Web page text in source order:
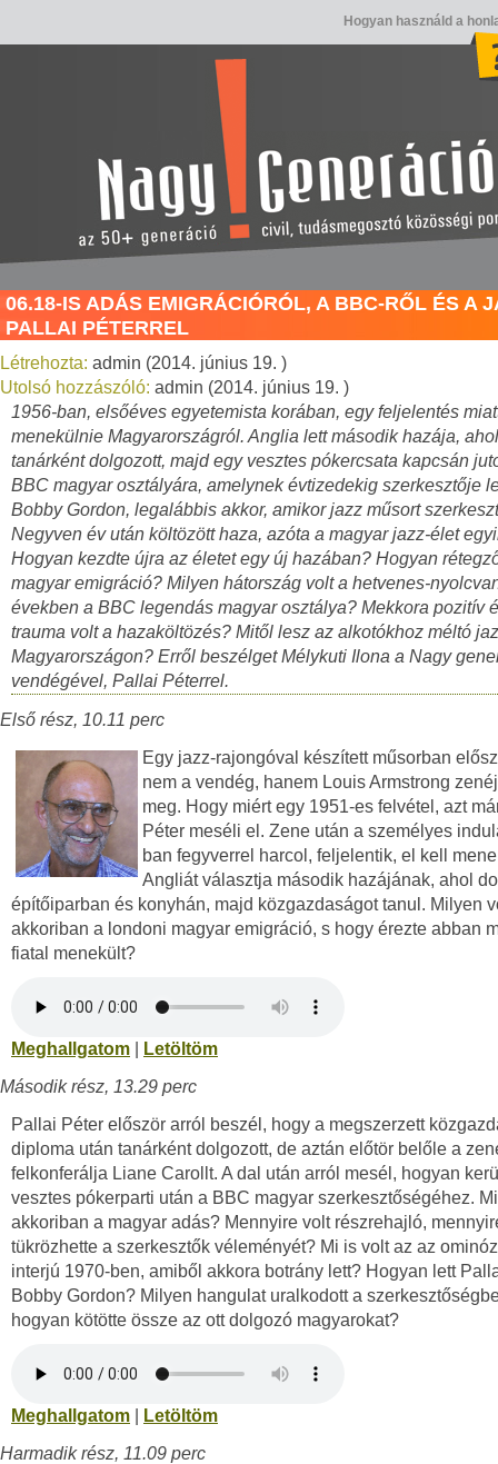
Hogyan használd a
06.18-IS ADÁS EMIGRÁCIÓRÓL, A BBC-RŐL ÉS A
PALLAI PÉTERREL
Létrehozta: admin (2014. június 19. )
Utolsó hozzászóló: admin (2014. június 19. )
1956-ban, elsőéves egyetemista korában, egy feljelentés
menekülnie Magyarországról. Anglia lett második hazája,
tanárként dolgozott, majd egy vesztes pókercsata kapcsán
BBC magyar osztályára, amelynek évtizedekig szerkesztője
Bobby Gordon, legalábbis akkor, amikor jazz műsort
Negyven év után költözött haza, azóta a magyar jazz-élet
Hogyan kezdte újra az életet egy új hazában? Hogyan
magyar emigráció? Milyen hátország volt a hetvenes-
években a BBC legendás magyar osztálya? Mekkora pozitív
trauma volt a hazaköltözés? Mitől lesz az alkotókhoz méltó
Magyarországon? Erről beszélget Mélykuti Ilona a Nagy
vendégével, Pallai Péterrel.
Első rész, 10.11 perc
Egy jazz-rajongóval készített műsorban
nem a vendég, hanem Louis Armstrong
meg. Hogy miért egy 1951-es felvétel, azt
Péter meséli el. Zene után a személyes
ban fegyverrel harcol, feljelentik, el kell
Angliát választja második hazájának, ahol
építőiparban és konyhán, majd közgazdaságot tanul. Milyen
akkoriban a londoni magyar emigráció, s hogy érezte abban
fiatal menekült?
Meghallgatom
Letöltöm
Második rész, 13.29 perc
Pallai Péter először arról beszél, hogy a megszerzett
diploma után tanárként dolgozott, de aztán előtör belőle a
felkonferálja Liane Carollt. A dal után arról mesél, hogyan
vesztes pókerparti után a BBC magyar szerkesztőségéhez.
akkoriban a magyar adás? Mennyire volt részrehajló,
tükrözhette a szerkesztők véleményét? Mi is volt az az
interjú 1970-ben, amiből akkora botrány lett? Hogyan lett
Bobby Gordon? Milyen hangulat uralkodott a
hogyan kötötte össze az ott dolgozó magyarokat?
Meghallgatom
Letöltöm
Harmadik rész, 11.09 perc